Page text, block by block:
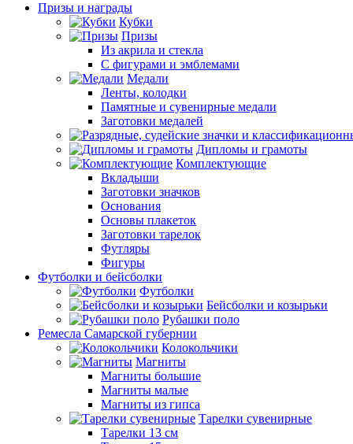
Призы и награды
Кубки
Призы
Из акрила и стекла
С фигурами и эмблемами
Медали
Ленты, колодки
Памятные и сувенирные медали
Заготовки медалей
Дипломы и грамоты
Комплектующие
Вкладыши
Заготовки значков
Основания
Основы плакеток
Заготовки тарелок
Футляры
Фигуры
Футболки и бейсболки
Футболки
Бейсболки и козырьки
Рубашки поло
Ремесла Самарской губернии
Колокольчики
Магниты
Магниты большие
Магниты малые
Магниты из гипса
Тарелки сувенирные
Тарелки 13 см